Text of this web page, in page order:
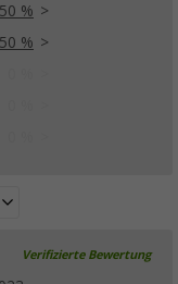
50 %
50 %
Verifizierte Bewertung